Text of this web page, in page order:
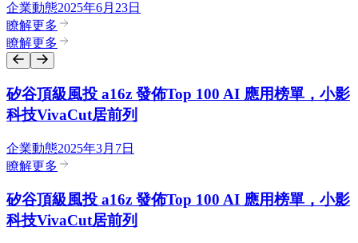
企業動態2025年6月23日
瞭解更多
瞭解更多
矽谷頂級風投 a16z 發佈Top 100 AI 應用榜單，小影
科技VivaCut居前列
企業動態2025年3月7日
瞭解更多
矽谷頂級風投 a16z 發佈Top 100 AI 應用榜單，小影
科技VivaCut居前列